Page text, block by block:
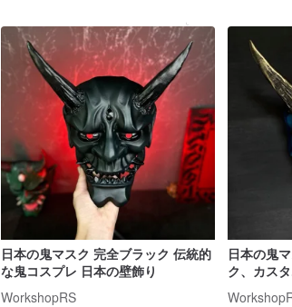
日本の鬼マスク 完全ブラック 伝統的
な鬼コスプレ 日本の壁飾り
WorkshopRS
日本の鬼
ク、カス